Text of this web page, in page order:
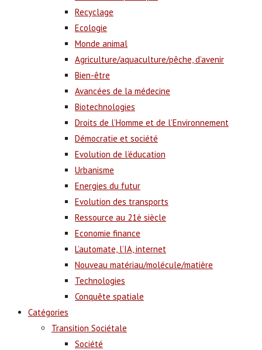
Recyclage
Ecologie
Monde animal
Agriculture/aquaculture/pêche, d’avenir
Bien-être
Avancées de la médecine
Biotechnologies
Droits de l’Homme et de l’Environnement
Démocratie et société
Evolution de l’éducation
Urbanisme
Energies du futur
Evolution des transports
Ressource au 21è siècle
Economie finance
L’automate, l’IA, internet
Nouveau matériau/molécule/matière
Technologies
Conquête spatiale
Catégories
Transition Sociétale
Société